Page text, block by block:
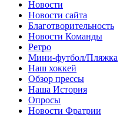
Новости
Новости сайта
Благотворительность
Новости Команды
Ретро
Мини-футбол/Пляжка
Наш хоккей
Обзор прессы
Наша История
Опросы
Новости Фратрии